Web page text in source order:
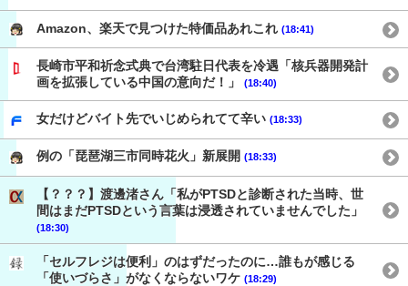
Amazon、楽天で見つけた特価品あれこれ (18:41)
長崎市平和祈念式典で台湾駐日代表を冷遇「核兵器開発計
画を拡張している中国の意向だ！」
(18:40)
女だけどバイト先でいじめられてて辛い (18:33)
例の「琵琶湖三市同時花火」新展開 (18:33)
【？？？】渡邊渚さん「私がPTSDと診断された当時、世
間はまだPTSDという言葉は浸透されていませんでした」
(18:30)
「セルフレジは便利」のはずだったのに…誰もが感じる
「使いづらさ」がなくならないワケ (18:29)